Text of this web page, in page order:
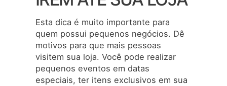
Esta dica é muito importante para
quem possui pequenos negócios. Dê
motivos para que mais pessoas
visitem sua loja. Você pode realizar
pequenos eventos em datas
especiais, ter itens exclusivos em sua